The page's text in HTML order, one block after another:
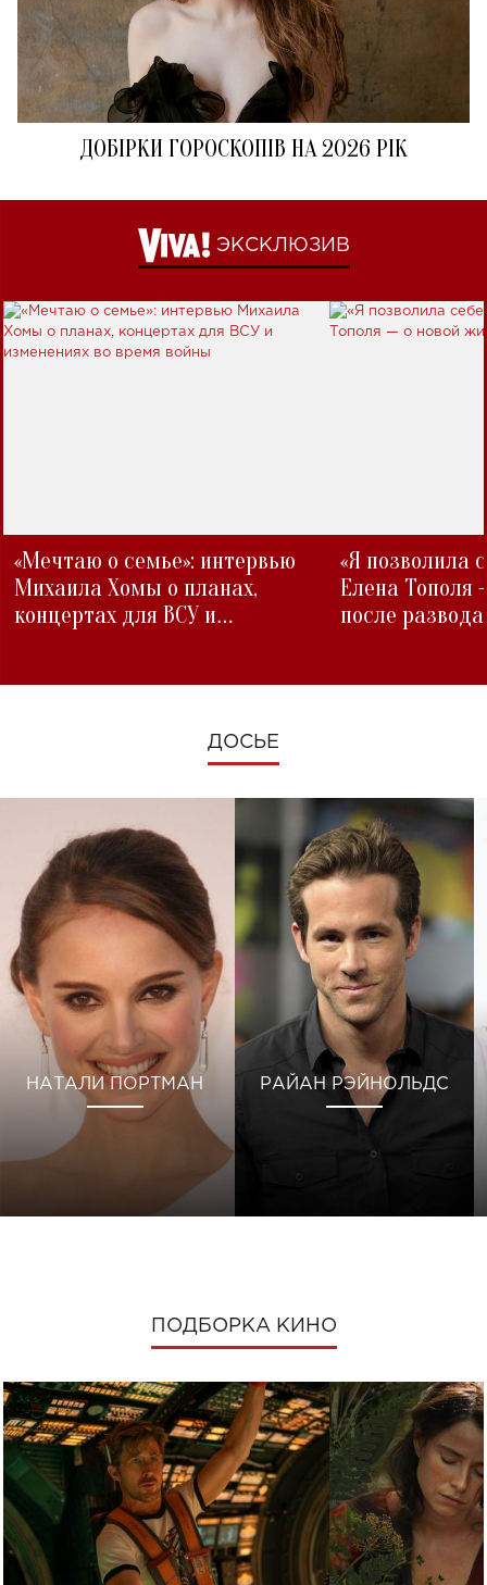
ДОБІРКИ ГОРОСКОПІВ НА 2026 РІК
ЭКСКЛЮЗИВ
«Мечтаю о семье»: интервью
Михаила Хомы о планах,
концертах для ВСУ и
«Я позволила
Елена Тополя
после развода
ДОСЬЕ
НАТАЛИ ПОРТМАН РАЙАН РЭЙНОЛЬДС
ПОДБОРКА КИНО